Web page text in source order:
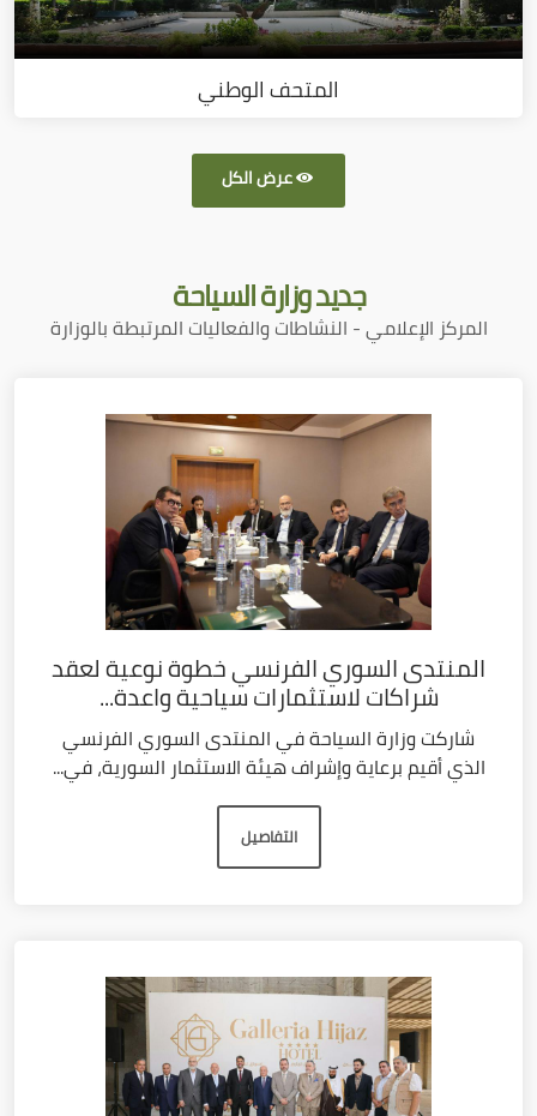
المتحف الوطني
عرض الكل
جديدوزارة السياحة
المركز الإعلامي - النشاطات والفعاليات المرتبطة بالوزارة
المنتدى السوري الفرنسي خطوة نوعية لعقد
شراكات لاستثمارات سياحية واعدة...
شاركت وزارة السياحة في المنتدى السوري الفرنسي
الذي أقيم برعاية وإشراف هيئة الاستثمار السورية، في...
التفاصيل